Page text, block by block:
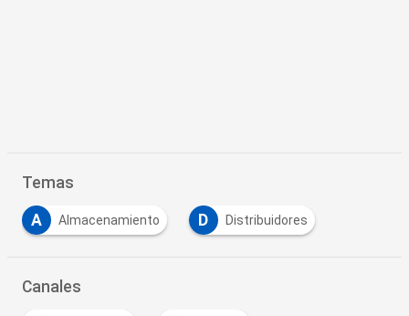
Temas
A Almacenamiento D Distribuidores
Canales